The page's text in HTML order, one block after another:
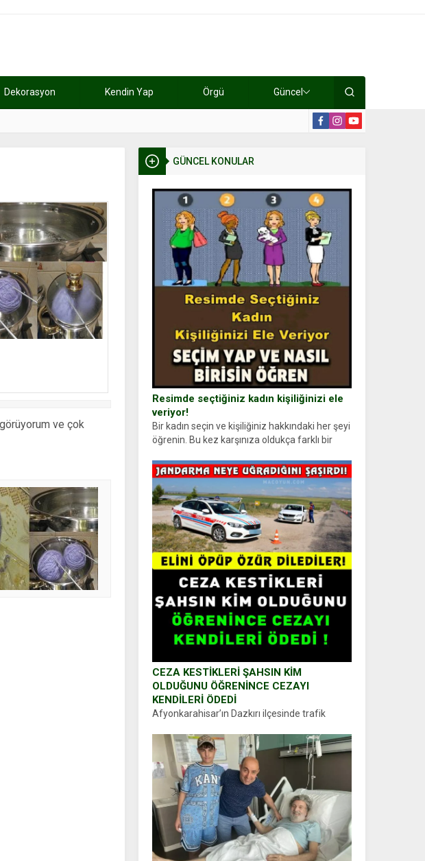
Dekorasyon Kendin Yap Örgü Güncel
GÜNCEL KONULAR
Resimde seçtiğiniz kadın kişiliğinizi ele
veriyor!
Bir kadın seçin ve kişiliğiniz hakkındaki her şeyi
öğrenin. Bu kez karşınıza oldukça farklı bir
kadın figürlerinden dikkatinizi en...
CEZA KESTİKLERİ ŞAHSIN KİM
OLDUĞUNU ÖĞRENİNCE CEZAYI
KENDİLERİ ÖDEDİ
Afyonkarahisar’ın Dazkırı ilçesinde trafik
durdurdukları bir otomobilin sürücüsünden
ehliyet ve ruhsat sorup belgelerini istedi.
Sürücü Abdurrahman Ö.nün verdiği evraklarda
eksik olduğunu...
ve çok